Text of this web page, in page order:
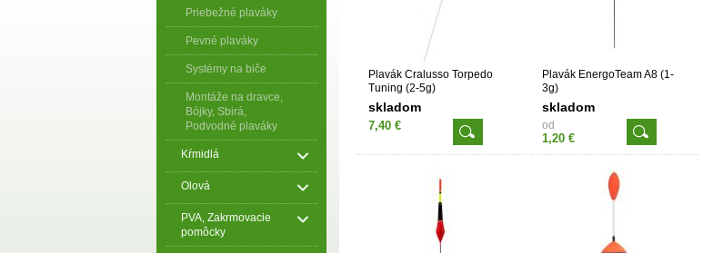
Priebežné plaváky
Pevné plaváky
Systémy na biče
Montáže na dravce,
Bójky, Sbirá,
Podvodné plaváky
Kŕmidlá
Olová
PVA, Zakrmovacie
pomôcky
Plavák Cralusso Torpedo
Tuning (2-5g)
skladom
7,40 €
Plavák EnergoTeam A8 (1-
3g)
skladom
od
1,20 €